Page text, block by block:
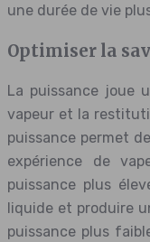
une durée de vie
Optimiser la
La puissance joue
vapeur et la
puissance permet
expérience de
puissance plus
liquide et produire
puissance plus